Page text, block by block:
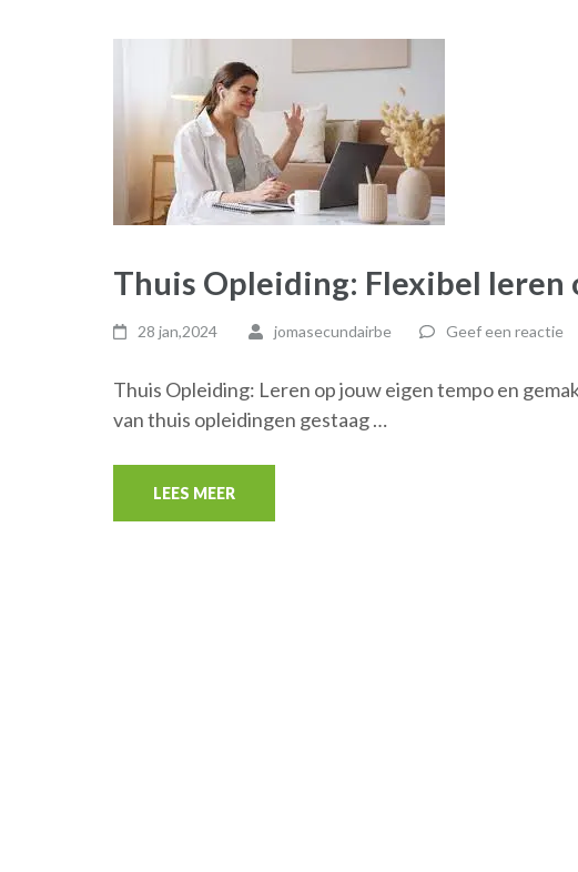
Thuis Opleiding: Flexibel leren
28 jan,2024 jomasecundairbe Geef een reactie
Thuis Opleiding: Leren op jouw eigen tempo en
van thuis opleidingen gestaag …
LEES MEER